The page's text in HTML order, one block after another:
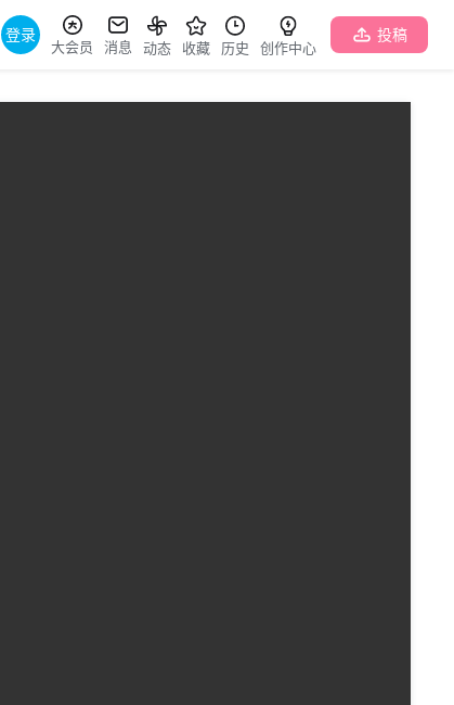
登录
大会员 消息 动态 收藏 历史 创作中心
投稿